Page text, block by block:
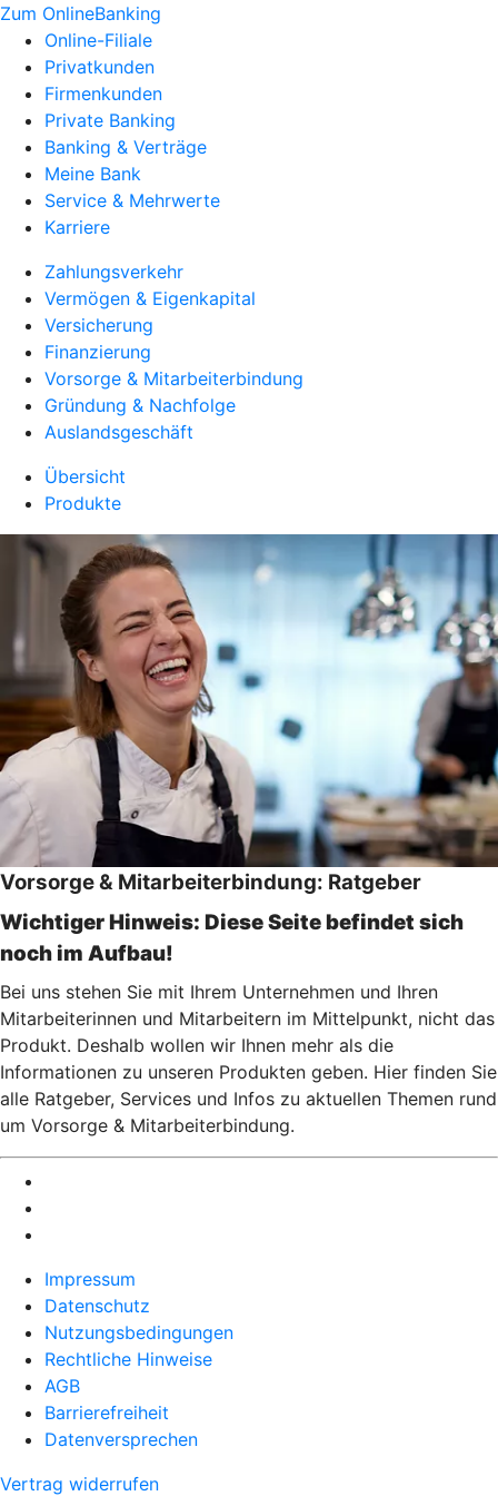
Zum OnlineBanking
Online-Filiale
Privatkunden
Firmenkunden
Private Banking
Banking & Verträge
Meine Bank
Service & Mehrwerte
Karriere
Zahlungsverkehr
Vermögen & Eigenkapital
Versicherung
Finanzierung
Vorsorge & Mitarbeiterbindung
Gründung & Nachfolge
Auslandsgeschäft
Übersicht
Produkte
Vorsorge & Mitarbeiterbindung: Ratgeber
Wichtiger Hinweis: Diese Seite befindet sich
noch im Aufbau!
Bei uns stehen Sie mit Ihrem Unternehmen und Ihren
Mitarbeiterinnen und Mitarbeitern im Mittelpunkt, nicht das
Produkt. Deshalb wollen wir Ihnen mehr als die
Informationen zu unseren Produkten geben. Hier finden Sie
alle Ratgeber, Services und Infos zu aktuellen Themen rund
um Vorsorge & Mitarbeiterbindung.
Impressum
Datenschutz
Nutzungsbedingungen
Rechtliche Hinweise
AGB
Barrierefreiheit
Datenversprechen
Vertrag widerrufen